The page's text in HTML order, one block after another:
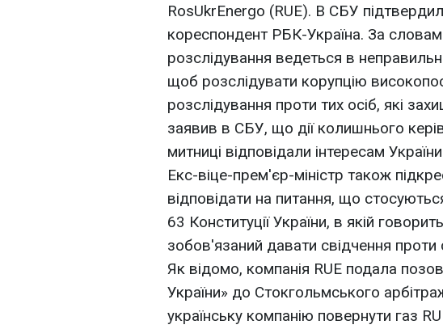
RosUkrEnergo (RUE). В СБУ
кореспондент РБК-Україна. За
розслідування ведеться в
щоб розслідувати корупцію
розслідування проти тих осіб, які
заявив в СБУ, що дії колишнього
митниці відповідали інтересам
Екс-віце-прем'єр-міністр також
відповідати на питання, що
63 Конституції України, в якій
зобов'язаний давати свідчення проти
Як відомо, компанія RUЕ подала
України» до Стокгольмського
українську компанію повернути газ